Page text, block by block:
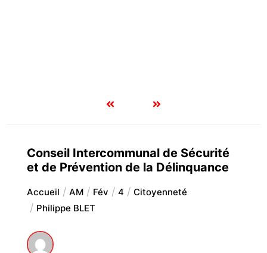
Conseil Intercommunal de Sécurité
et de Prévention de la Délinquance
Accueil AM Fév 4
Citoyenneté
Philippe BLET